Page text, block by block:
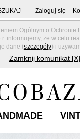
Ogólnym o Ochronie
informujemy, że w celu
dane (szczegóły) i
Zamknij komunikat [X]
Zaloguj się